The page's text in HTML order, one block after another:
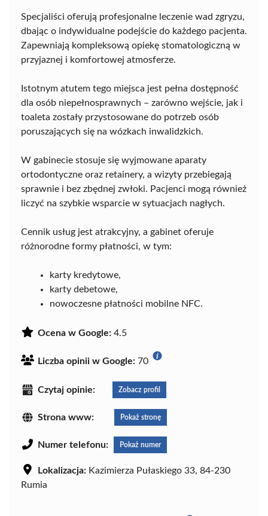
Specjaliści oferują profesjonalne leczenie wad zgryzu,
dbając o indywidualne podejście do każdego pacjenta.
Zapewniają kompleksową opiekę stomatologiczną w
przyjaznej i komfortowej atmosferze.
Istotnym atutem tego miejsca jest pełna dostępność
dla osób niepełnosprawnych – zarówno wejście, jak i
toaleta zostały przystosowane do potrzeb osób
poruszających się na wózkach inwalidzkich.
W gabinecie stosuje się wyjmowane aparaty
ortodontyczne oraz retainery, a wizyty przebiegają
sprawnie i bez zbędnej zwłoki. Pacjenci mogą również
liczyć na szybkie wsparcie w sytuacjach nagłych.
Cennik usług jest atrakcyjny, a gabinet oferuje
różnorodne formy płatności, w tym:
karty kredytowe,
karty debetowe,
nowoczesne płatności mobilne NFC.
Ocena w Google: 4.5
Liczba opinii w Google: 70
Czytaj opinie: Zobacz profil
Strona www: Pokaż stronę
Numer telefonu: Pokaż numer
Lokalizacja: Kazimierza Pułaskiego 33, 84-230
Rumia